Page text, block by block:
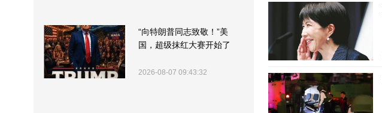
“向特朗普同志致敬！”美
国，超级抹红大赛开始了
2026-08-07 09:43:32